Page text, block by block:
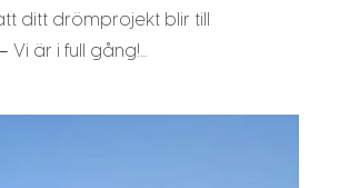
ditt drömprojekt blir till
är i full gång!...